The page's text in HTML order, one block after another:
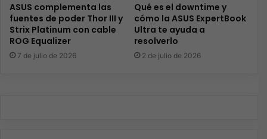
ASUS complementa las
fuentes de poder Thor III y
Strix Platinum con cable
ROG Equalizer
7 de julio de 2026
Qué es el downtime y
cómo la ASUS ExpertBook
Ultra te ayuda a
resolverlo
2 de julio de 2026